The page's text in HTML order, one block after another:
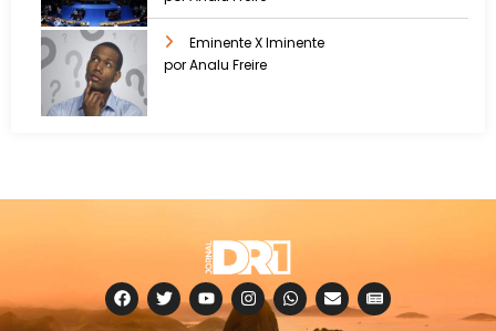
Eminente X Iminente
por Analu Freire